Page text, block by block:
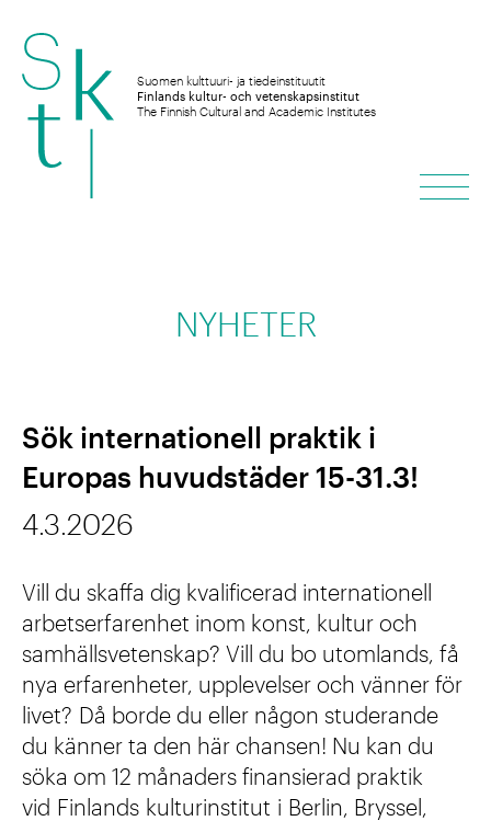
Hoppa
till
huvudinnehåll
Suomen kulttuuri- ja tiedeinstituutit
Finlands kultur- och vetenskapsinstitut
The Finnish Cultural and Academic Institutes
NYHETER
Sök internationell praktik i
Europas huvudstäder 15-31.3!
4.3.2026
Vill du skaffa dig kvalificerad internationell
arbetserfarenhet inom konst, kultur och
samhällsvetenskap? Vill du bo utomlands, få
nya erfarenheter, upplevelser och vänner för
livet? Då borde du eller någon studerande
du känner ta den här chansen! Nu kan du
söka om 12 månaders finansierad praktik
vid Finlands kulturinstitut i Berlin, Bryssel,